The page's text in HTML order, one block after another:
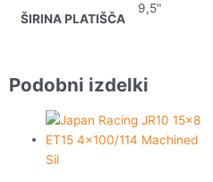
ŠIRINA PLATIŠČA
9,5"
Podobni izdelki